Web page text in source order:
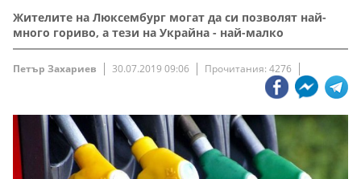
Жителите на Люксембург могат да си позволят най-
много гориво, а тези на Украйна - най-малко
Петър Захариев 30.07.2019 09:06 Прочитания: 4276